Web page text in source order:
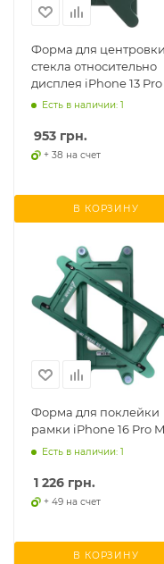
Форма для центровки
стекла относительно
дисплея iPhone 13 Pro
Есть в наличии: 1
953 грн.
+ 38 на счет
В КОРЗИНУ
Форма для поклейки
рамки iPhone 16 Pro
Есть в наличии: 1
1 226 грн.
+ 49 на счет
В КОРЗИНУ